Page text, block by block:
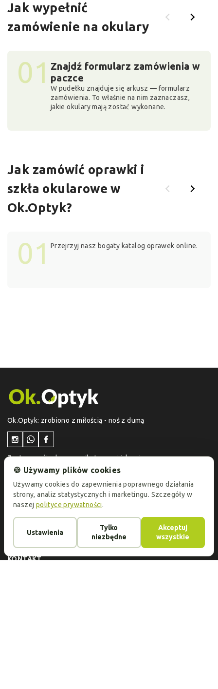
Jak wypełnić
zamówienie na okulary
01 Znajdź formularz zamówienia w
paczce
W pudełku znajduje się arkusz — formularz
zamówienia. To właśnie na nim zaznaczasz,
jakie okulary mają zostać wykonane.
Jak zamówić oprawki i
szkła okularowe w
Ok.Optyk?
01 Przejrzyj nasz bogaty katalog oprawek online.
Ok.Optyk: zrobiono z miłością - noś z dumą
Zostaw swój adres e-mail otrzymuj jako pierwszy
informacje o aktualnych promocjach i ofertach
KATALOG
Szkła okularowe
O FIRMIE
UsługiKontaktOpiniePłatność i dostawaArtykuły
KONTAKT
🍪 Używamy plików cookies
Używamy cookies do zapewnienia poprawnego działania
strony, analiz statystycznych i marketingu. Szczegóły w
naszej polityce prywatności.
Ustawienia
Tylko
niezbędne
Akceptuj
wszystkie